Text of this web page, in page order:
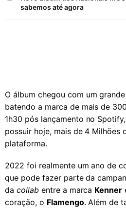
sabemos até agora
O álbum chegou com um
batendo a marca de mais de
1h30 pós lançamento no
possuir hoje, mais de 4 Milhões
plataforma.
2022 foi realmente um ano de
que pode fazer parte da
da collabentre a marca Kenner
coração, o Flamengo. Além de